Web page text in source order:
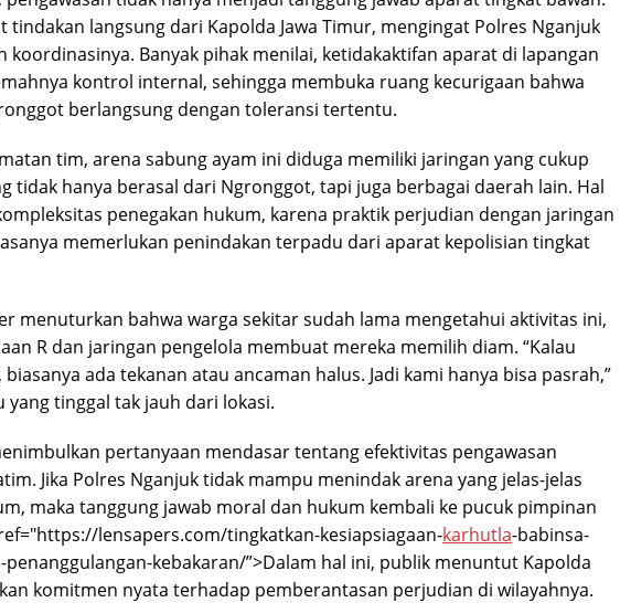
tindakan langsung dari Kapolda Jawa Timur, mengingat Polres Nganjuk
koordinasinya. Banyak pihak menilai, ketidakaktifan aparat di lapangan
kontrol internal, sehingga membuka ruang kecurigaan bahwa
berlangsung dengan toleransi tertentu.
tim, arena sabung ayam ini diduga memiliki jaringan yang cukup
tidak hanya berasal dari Ngronggot, tapi juga berbagai daerah lain. Hal
penegakan hukum, karena praktik perjudian dengan jaringan
memerlukan penindakan terpadu dari aparat kepolisian tingkat
menuturkan bahwa warga sekitar sudah lama mengetahui aktivitas ini,
R dan jaringan pengelola membuat mereka memilih diam. “Kalau
ada tekanan atau ancaman halus. Jadi kami hanya bisa pasrah,”
yang tinggal tak jauh dari lokasi.
pertanyaan mendasar tentang efektivitas pengawasan
Jika Polres Nganjuk tidak mampu menindak arena yang jelas-jelas
maka tanggung jawab moral dan hukum kembali ke pucuk pimpinan
lensapers.com/tingkatkan-kesiapsiagaan-karhutla-babinsa-
kebakaran/”>Dalam hal ini, publik menuntut Kapolda
komitmen nyata terhadap pemberantasan perjudian di wilayahnya.